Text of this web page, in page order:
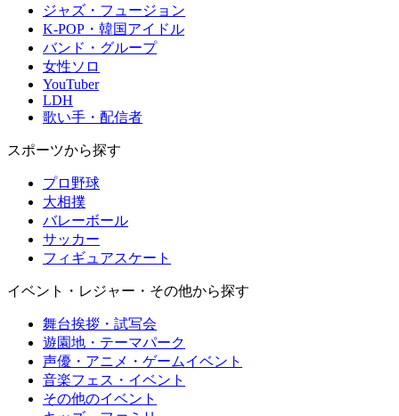
ジャズ・フュージョン
K-POP・韓国アイドル
バンド・グループ
女性ソロ
YouTuber
LDH
歌い手・配信者
スポーツから探す
プロ野球
大相撲
バレーボール
サッカー
フィギュアスケート
イベント・レジャー・その他から探す
舞台挨拶・試写会
遊園地・テーマパーク
声優・アニメ・ゲームイベント
音楽フェス・イベント
その他のイベント